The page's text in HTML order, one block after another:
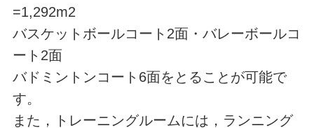
=1,292m2
バスケットボールコート2面・バレーボールコ
ート2面
バドミントンコート6面をとることが可能で
す。
また，トレーニングルームには，ランニング